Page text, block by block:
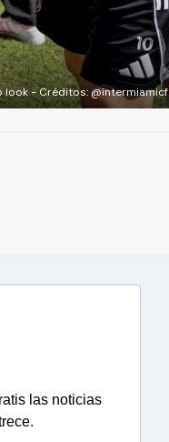
look - Créditos: @intermiamicf
las noticias